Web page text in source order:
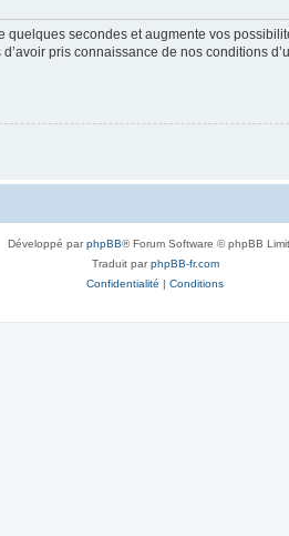
secondes et augmente vos
pris connaissance de nos conditions
Développé parphpBB® Forum Software © phpBB
Traduit parphpBB-fr.com
Confidentialité | Conditions